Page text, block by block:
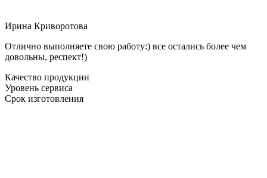
Ирина Криворотова
Отлично выполняете свою работу:) все остались более чем
довольны, респект!)
Качество продукции
Уровень сервиса
Срок изготовления